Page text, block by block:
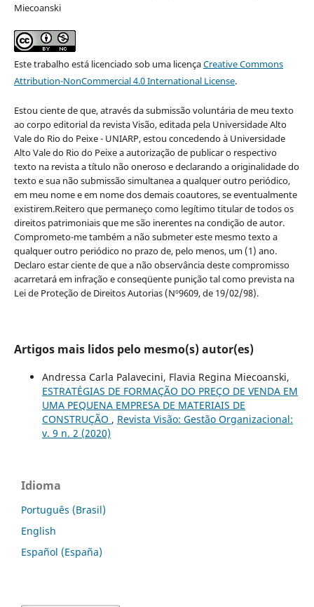
Miecoanski
Este trabalho está licenciado sob uma licençaCreative Commons
Attribution-NonCommercial 4.0 International License.
Estou ciente de que, através da submissão voluntária de meu texto
ao corpo editorial da revista Visão, editada pela Universidade Alto
Vale do Rio do Peixe - UNIARP, estou concedendo à Universidade
Alto Vale do Rio do Peixe a autorização de publicar o respectivo
texto na revista a título não oneroso e declarando a originalidade do
texto e sua não submissão simultanea a qualquer outro periódico,
em meu nome e em nome dos demais coautores, se eventualmente
existirem.Reitero que permaneço como legítimo titular de todos os
direitos patrimoniais que me são inerentes na condição de autor.
Comprometo-me também a não submeter este mesmo texto a
qualquer outro periódico no prazo de, pelo menos, um (1) ano.
Declaro estar ciente de que a não observância deste compromisso
acarretará em infração e conseqüente punição tal como prevista na
Lei de Proteção de Direitos Autorias (Nº9609, de 19/02/98).
Artigos mais lidos pelo mesmo(s) autor(es)
Andressa Carla Palavecini, Flavia Regina Miecoanski,
ESTRATÉGIAS DE FORMAÇÃO DO PREÇO DE VENDA EM
UMA PEQUENA EMPRESA DE MATERIAIS DE
CONSTRUÇÃO , Revista Visão: Gestão Organizacional:
v. 9 n. 2 (2020)
Idioma
Português (Brasil)
English
Español (España)